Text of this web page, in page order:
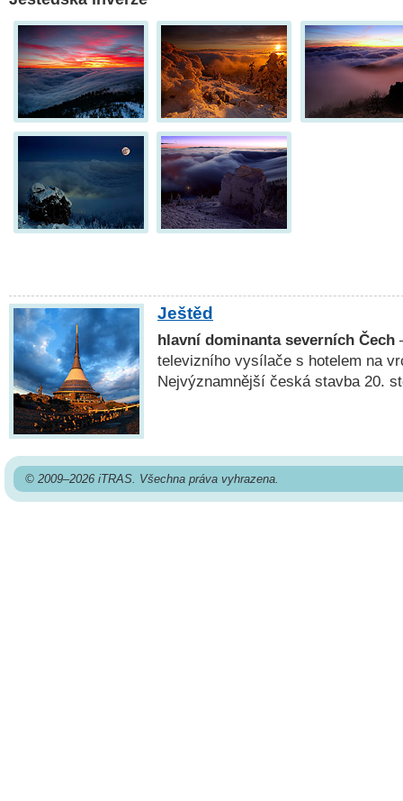
Ještěd
hlavní dominanta severních Čech
televizního vysílače s hotelem na
Nejvýznamnější česká stavba 20.
© 2009–2026 iTRAS. Všechna práva vyhrazena.